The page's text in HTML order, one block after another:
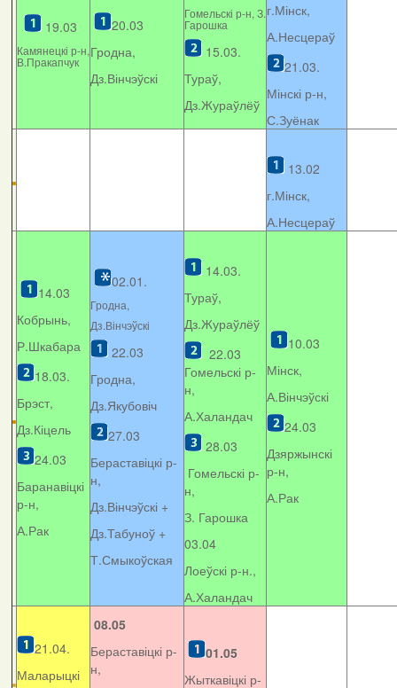
19.03
Камянецкі р-н,
В.Пракапчук
20.03
Гродна,
Дз.Вінчэўскі
Гомельскі р-н, З.
Гарошка
15.03.
Тураў,
Дз.Жураўлёў
г.Мінск,
А.Несцераў
21.03.
Мінскі р-н,
С.Зуёнак
13.02
г.Мінск,
А.Несцераў
14.03
Кобрынь,
Р.Шкабара
18.03.
Брэст,
Дз.Кіцель
24.03
Баранавіцкі
р-н,
А.Рак
02.01.
Гродна,
Дз.Вінчэўскі
22.03
Гродна,
Дз.Якубовіч
27.03
Бераставіцкі р-
н,
Дз.Вінчэўскі +
Дз.Табуноў +
Т.Смыкоўская
14.03.
Тураў,
Дз.Жураўлёў
22.03
Гомельскі р-
н,
А.Халандач
28.03
Гомельскі р-
н,
З. Гарошка
03.04
Лоеўскі р-н.,
А.Халандач
10.03
Мінск,
А.Вінчэўскі
24.03
Дзяржынскі
р-н,
А.Рак
21.04.
Маларыцкі
08.05
Бераставіцкі р-
н,
01.05
Жыткавіцкі р-